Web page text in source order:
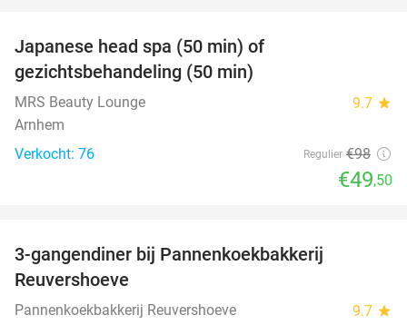
Japanese head spa (50 min) of
gezichtsbehandeling (50 min)
MRS Beauty Lounge 9.7 star
Arnhem
Verkocht: 76
Regulier €98
€49,50
3-gangendiner bij Pannenkoekbakkerij
Reuvershoeve
Pannenkoekbakkerij Reuvershoeve 9.7 star